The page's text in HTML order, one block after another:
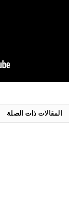
المقالات ذات الصلة